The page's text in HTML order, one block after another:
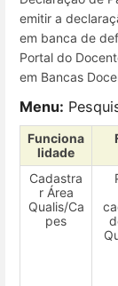
emitir a
em banca de
Portal do
em Bancas
Menu:
Funciona
lidade
Cadastra
r Área
Qualis/Ca
pes